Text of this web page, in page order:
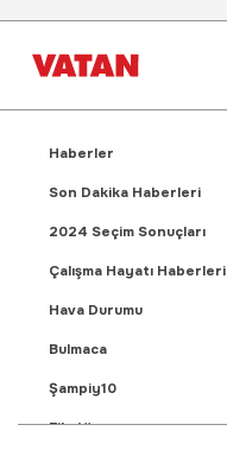
Haberler
Son Dakika Haberleri
2024 Seçim Sonuçları
Çalışma Hayatı Haberleri
Hava Durumu
Bulmaca
Şampiy10
Fikstür